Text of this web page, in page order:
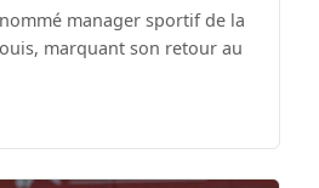
manager sportif de la
marquant son retour au